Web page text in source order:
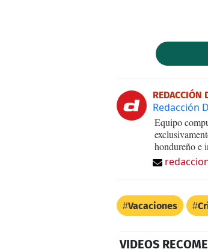
REDACCIÓN
Redacción
Equipo
hondureño e
Vacaciones
VIDEOS